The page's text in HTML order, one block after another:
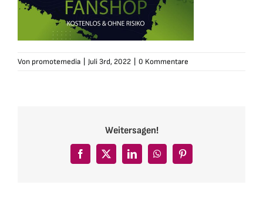
Von promotemedia Juli 3rd, 2022 0 Kommentare
Weitersagen!
Facebook
X LinkedInWhatsAppPinterest